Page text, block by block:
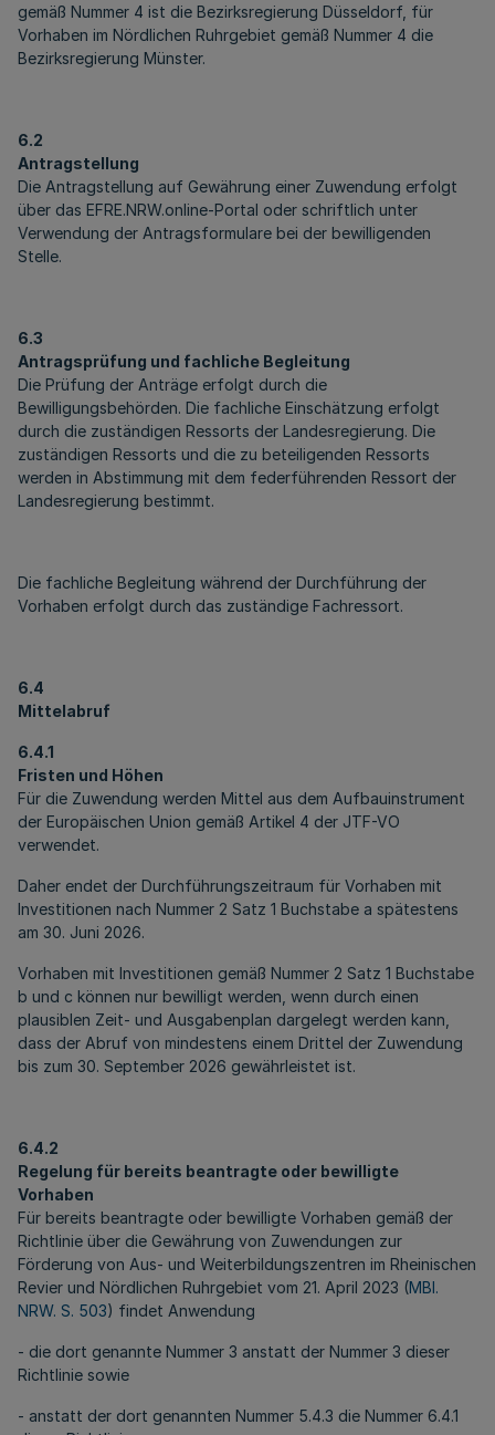
gemäß Nummer 4 ist die Bezirksregierung Düsseldorf, für
Vorhaben im Nördlichen Ruhrgebiet gemäß Nummer 4 die
Bezirksregierung Münster.
6.2
Antragstellung
Die Antragstellung auf Gewährung einer Zuwendung erfolgt
über das EFRE.NRW.online-Portal oder schriftlich unter
Verwendung der Antragsformulare bei der bewilligenden
Stelle.
6.3
Antragsprüfung und fachliche Begleitung
Die Prüfung der Anträge erfolgt durch die
Bewilligungsbehörden. Die fachliche Einschätzung erfolgt
durch die zuständigen Ressorts der Landesregierung. Die
zuständigen Ressorts und die zu beteiligenden Ressorts
werden in Abstimmung mit dem federführenden Ressort der
Landesregierung bestimmt.
Die fachliche Begleitung während der Durchführung der
Vorhaben erfolgt durch das zuständige Fachressort.
6.4
Mittelabruf
6.4.1
Fristen und Höhen
Für die Zuwendung werden Mittel aus dem Aufbauinstrument
der Europäischen Union gemäß Artikel 4 der JTF-VO
verwendet.
Daher endet der Durchführungszeitraum für Vorhaben mit
Investitionen nach Nummer 2 Satz 1 Buchstabe a spätestens
am 30. Juni 2026.
Vorhaben mit Investitionen gemäß Nummer 2 Satz 1 Buchstabe
b und c können nur bewilligt werden, wenn durch einen
plausiblen Zeit- und Ausgabenplan dargelegt werden kann,
dass der Abruf von mindestens einem Drittel der Zuwendung
bis zum 30. September 2026 gewährleistet ist.
6.4.2
Regelung für bereits beantragte oder bewilligte
Vorhaben
Für bereits beantragte oder bewilligte Vorhaben gemäß der
Richtlinie über die Gewährung von Zuwendungen zur
Förderung von Aus- und Weiterbildungszentren im Rheinischen
Revier und Nördlichen Ruhrgebiet vom 21. April 2023 (MBl.
NRW. S. 503) findet Anwendung
- die dort genannte Nummer 3 anstatt der Nummer 3 dieser
Richtlinie sowie
- anstatt der dort genannten Nummer 5.4.3 die Nummer 6.4.1